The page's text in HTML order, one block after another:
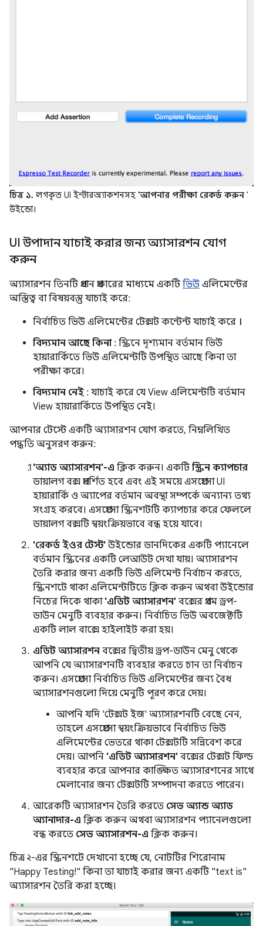
চিত্র ১. লগকৃত UI ইন্টারঅ্যাকশনসহ 'আপনার পরীক্ষা রেকর্ড করুন '
উইন্ডো।
UI উপাদান যাচাই করার জন্য অ্যাসারশন যোগ
করুন
অ্যাসারশন তিনটি প্রধান প্রকারের মাধ্যমে একটি ভিউ এলিমেন্টের
অস্তিত্ব বা বিষয়বস্তু যাচাই করে:
নির্বাচিত ভিউ এলিমেন্টের টেক্সট কন্টেন্ট যাচাই করে ।
বিদ্যমান আছে কিনা: স্ক্রিনে দৃশ্যমান বর্তমান ভিউ
হায়ারার্কিতে ভিউ এলিমেন্টটি উপস্থিত আছে কিনা তা
পরীক্ষা করে।
বিদ্যমান নেই : যাচাই করে যে View এলিমেন্টটি বর্তমান
View হায়ারার্কিতে উপস্থিত নেই।
আপনার টেস্টে একটি অ্যাসারশন যোগ করতে, নিম্নলিখিত
পদ্ধতি অনুসরণ করুন:
'অ্যাড অ্যাসারশন'-এ ক্লিক করুন। একটি স্ক্রিন ক্যাপচার
ডায়ালগ বক্স প্রদর্শিত হবে এবং এই সময়ে এসপ্রেসো UI
হায়ারার্কি ও অ্যাপের বর্তমান অবস্থা সম্পর্কে অন্যান্য তথ্য
সংগ্রহ করবে। এসপ্রেসো স্ক্রিনশটটি ক্যাপচার করে ফেললে
ডায়ালগ বক্সটি স্বয়ংক্রিয়ভাবে বন্ধ হয়ে যাবে।
'রেকর্ড ইওর টেস্ট' উইন্ডোর ডানদিকের একটি প্যানেলে
বর্তমান স্ক্রিনের একটি লেআউট দেখা যায়। অ্যাসারশন
তৈরি করার জন্য একটি ভিউ এলিমেন্ট নির্বাচন করতে,
স্ক্রিনশটে থাকা এলিমেন্টটিতে ক্লিক করুন অথবা উইন্ডোর
নিচের দিকে থাকা 'এডিট অ্যাসারশন' বক্সের প্রথম ড্রপ-
ডাউন মেনুটি ব্যবহার করুন। নির্বাচিত ভিউ অবজেক্টটি
একটি লাল বাক্সে হাইলাইট করা হয়।
এডিট অ্যাসারশন বক্সের দ্বিতীয় ড্রপ-ডাউন মেনু থেকে
আপনি যে অ্যাসারশনটি ব্যবহার করতে চান তা নির্বাচন
করুন। এসপ্রেসো নির্বাচিত ভিউ এলিমেন্টের জন্য বৈধ
অ্যাসারশনগুলো দিয়ে মেনুটি পূরণ করে দেয়।
আপনি যদি 'টেক্সট ইজ' অ্যাসারশনটি বেছে নেন,
তাহলে এসপ্রেসো স্বয়ংক্রিয়ভাবে নির্বাচিত ভিউ
এলিমেন্টের ভেতরে থাকা টেক্সটটি সন্নিবেশ করে
দেয়। আপনি 'এডিট অ্যাসারশন' বক্সের টেক্সট ফিল্ড
ব্যবহার করে আপনার কাঙ্ক্ষিত অ্যাসারশনের সাথে
মেলানোর জন্য টেক্সটটি সম্পাদনা করতে পারেন।
আরেকটি অ্যাসারশন তৈরি করতে সেভ অ্যান্ড অ্যাড
অ্যানাদার-এ ক্লিক করুন অথবা অ্যাসারশন প্যানেলগুলো
বন্ধ করতে সেভ অ্যাসারশন-এ ক্লিক করুন।
চিত্র ২-এর স্ক্রিনশটে দেখানো হচ্ছে যে, নোটটির শিরোনাম
"Happy Testing!" কিনা তা যাচাই করার জন্য একটি "text is"
অ্যাসারশন তৈরি করা হচ্ছে।